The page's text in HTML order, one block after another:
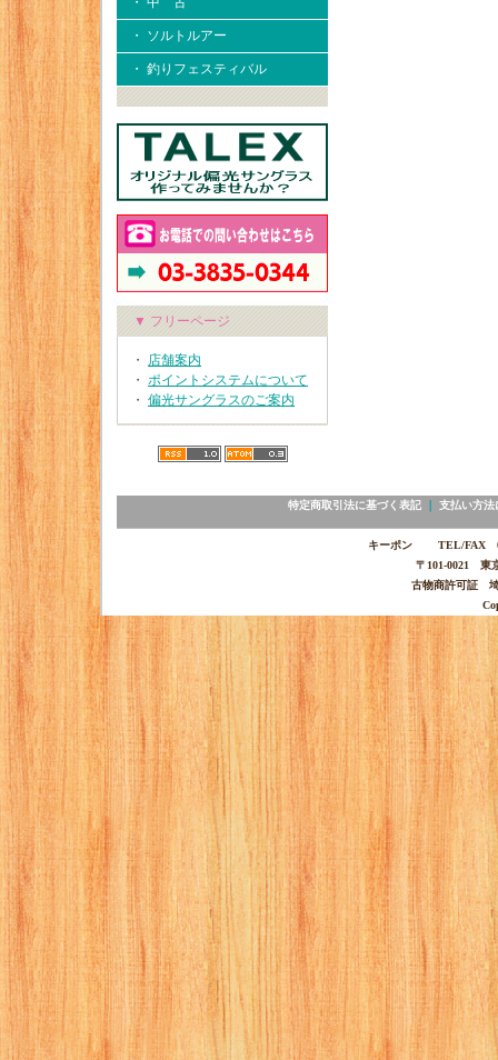
・ ソルトルアー
・ 釣りフェスティバル
▼ フリーページ
・ 店舗案内
・ ポイントシステムについて
・ 偏光サングラスのご案内
特定商取引法に基づく表記｜ 支払い方法
キーポン TEL/FAX
〒101-0021 東
古物商許可証